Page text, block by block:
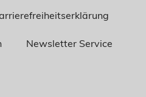
Newsletter Service